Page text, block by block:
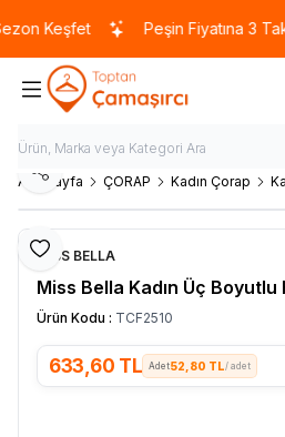
Keşfet Peşin Fiyatına 3 Taksit
Ana Sayfa ÇORAP Kadın Çorap
Favoriye Ekle
Paylaş
MİSS BELLA
Miss Bella Kadın Üç
Ürün Kodu : TCF2510
633,60 TL 52,80 TL/ adet